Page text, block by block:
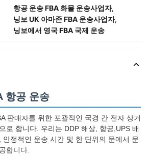
항공 운송 FBA 화물 운송사업자,
닝보 UK 아마존 FBA 운송사업자,
닝보에서 영국 FBA 국제 운송
항공 운송
판매자를 위한 포괄적인 국경 간 전자 상거
로 합니다. 우리는 DDP 해상, 항공,UPS 배
안정적인 운송 시간 및 한 단위의 문에서 문
합니다.